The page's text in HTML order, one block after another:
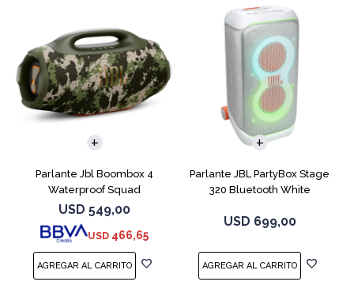
Parlante Jbl Boombox 4
Waterproof Squad
USD 549,00
USD 466,65
Parlante JBL PartyBox Stage
320 Bluetooth White
USD 699,00